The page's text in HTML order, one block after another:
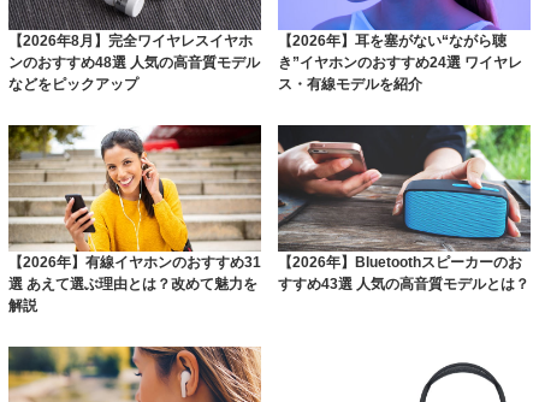
【2026年8月】完全ワイヤレスイヤホ
ンのおすすめ48選 人気の高音質モデル
などをピックアップ
【2026年】耳を塞がない“ながら聴
き”イヤホンのおすすめ24選 ワイヤレ
ス・有線モデルを紹介
【2026年】有線イヤホンのおすすめ31
選 あえて選ぶ理由とは？改めて魅力を
解説
【2026年】Bluetoothスピーカーのお
すすめ43選 人気の高音質モデルとは？